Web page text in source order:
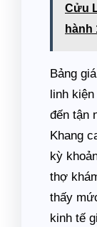
Cửu
hành
Bảng
linh
đến tận
Khang
kỳ
thợ
thấy
kinh tế